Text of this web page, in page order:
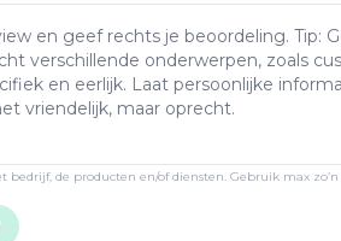
bedrijf, de producten en/of diensten. Gebruik max zo’n